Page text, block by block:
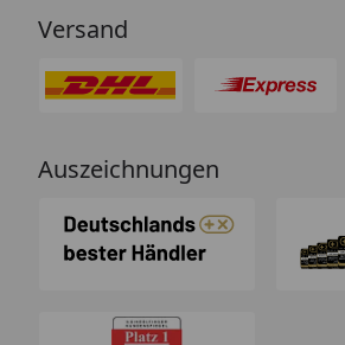
Versand
Auszeichnungen